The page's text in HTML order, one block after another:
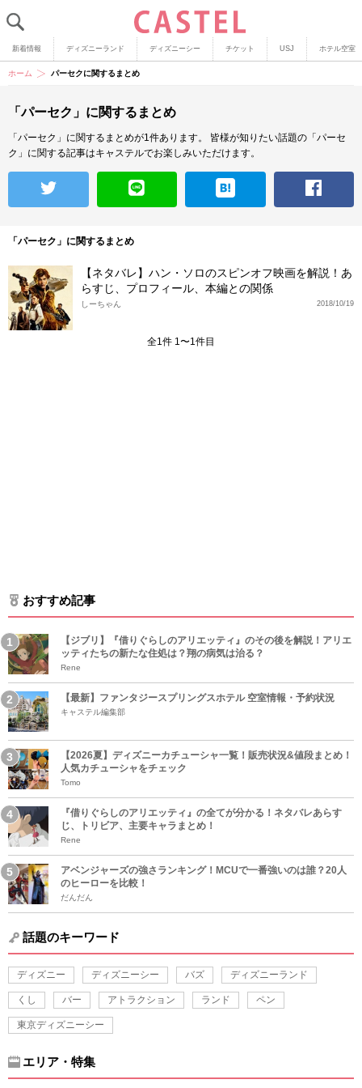
新着情報 ディズニーランド ディズニーシー チケット USJ ホテル空室
ホーム パーセクに関するまとめ
「パーセク」に関するまとめ
「パーセク」に関するまとめが1件あります。
皆様が知りたい話題の「パーセ
ク」に関する記事はキャステルでお楽しみいただけます。
「パーセク」に関するまとめ
【ネタバレ】ハン・ソロのスピンオフ映画を解説！あ
らすじ、プロフィール、本編との関係
2018/10/19
しーちゃん
全1件 1〜1件目
おすすめ記事
【ジブリ】『借りぐらしのアリエッティ』のその後を解説！アリエ
ッティたちの新たな住処は？翔の病気は治る？
Rene
【最新】ファンタジースプリングスホテル 空室情報・予約状況
キャステル編集部
【2026夏】ディズニーカチューシャ一覧！販売状況&値段まとめ！
人気カチューシャをチェック
Tomo
『借りぐらしのアリエッティ』の全てが分かる！ネタバレあらす
じ、トリビア、主要キャラまとめ！
Rene
アベンジャーズの強さランキング！MCUで一番強いのは誰？20人
のヒーローを比較！
だんだん
話題のキーワード
ディズニー ディズニーシー バズ ディズニーランド
くし バー アトラクション ランド ペン
東京ディズニーシー
エリア・特集